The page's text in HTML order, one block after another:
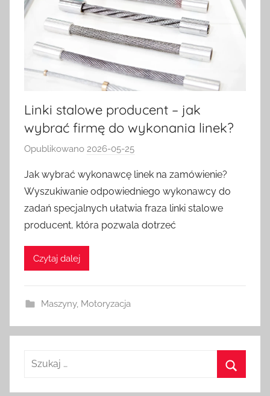
Linki stalowe producent – jak
wybrać firmę do wykonania linek?
Opublikowano 2026-05-25
z
e
z
a
Jak wybrać wykonawcę linek na zamówienie?
Wyszukiwanie odpowiedniego wykonawcy do
zadań specjalnych ułatwia fraza linki stalowe
producent, która pozwala dotrzeć
Czytaj dalej
Maszyny, Motoryzacja
Szukaj: